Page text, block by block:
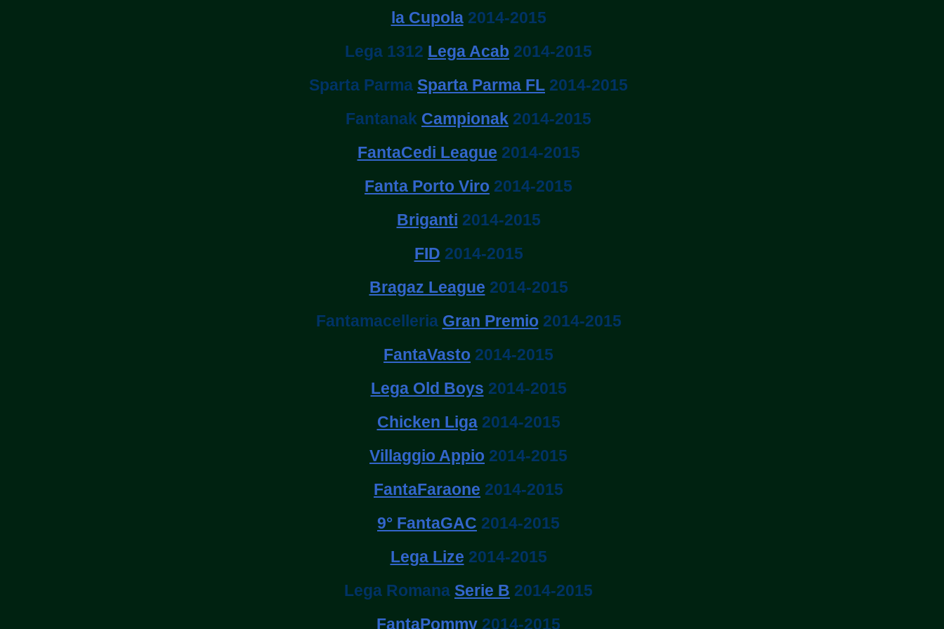
la Cupola2014-2015
Lega 1312 Lega Acab 2014-2015
Sparta Parma Sparta Parma FL 2014-2015
Fantanak Campionak 2014-2015
FantaCedi League 2014-2015
Fanta Porto Viro 2014-2015
Briganti 2014-2015
FID 2014-2015
Bragaz League 2014-2015
Fantamacelleria Gran Premio2014-2015
FantaVasto 2014-2015
Lega Old Boys 2014-2015
Chicken Liga2014-2015
Villaggio Appio 2014-2015
FantaFaraone 2014-2015
9° FantaGAC 2014-2015
Lega Lize 2014-2015
Lega Romana Serie B 2014-2015
FantaPommy 2014-2015